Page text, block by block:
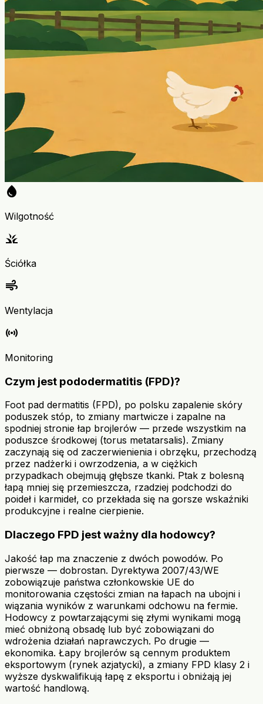
water_drop
Wilgotność
grass
Ściółka
air
Wentylacja
sensors
Monitoring
Czym jest pododermatitis (FPD)?
Foot pad dermatitis (FPD), po polsku zapalenie skóry
poduszek stóp, to zmiany martwicze i zapalne na
spodniej stronie łap brojlerów — przede wszystkim na
poduszce środkowej (torus metatarsalis). Zmiany
zaczynają się od zaczerwienienia i obrzęku, przechodzą
przez nadżerki i owrzodzenia, a w ciężkich
przypadkach obejmują głębsze tkanki. Ptak z bolesną
łapą mniej się przemieszcza, rzadziej podchodzi do
poideł i karmideł, co przekłada się na gorsze wskaźniki
produkcyjne i realne cierpienie.
Dlaczego FPD jest ważny dla hodowcy?
Jakość łap ma znaczenie z dwóch powodów. Po
pierwsze — dobrostan. Dyrektywa 2007/43/WE
zobowiązuje państwa członkowskie UE do
monitorowania częstości zmian na łapach na ubojni i
wiązania wyników z warunkami odchowu na fermie.
Hodowcy z powtarzającymi się złymi wynikami mogą
mieć obniżoną obsadę lub być zobowiązani do
wdrożenia działań naprawczych. Po drugie —
ekonomika. Łapy brojlerów są cennym produktem
eksportowym (rynek azjatycki), a zmiany FPD klasy 2 i
wyższe dyskwalifikują łapę z eksportu i obniżają jej
wartość handlową.